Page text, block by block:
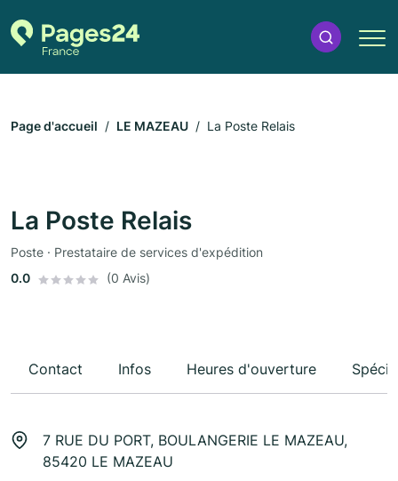
Page d'accueil LE MAZEAU La Poste Relais
La Poste Relais
Poste · Prestataire de services d'expédition
0.0
(0 Avis)
Contact Infos Heures d'ouverture
7 RUE DU PORT, BOULANGERIE LE MAZEAU,
85420 LE MAZEAU